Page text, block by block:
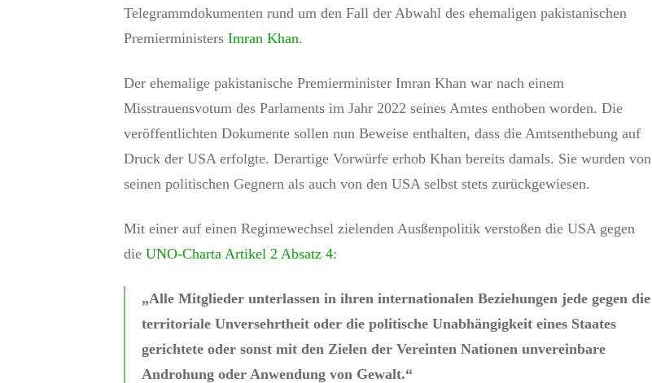
Telegrammdokumenten rund um den Fall der Abwahl des ehemaligen pakistanischen
Premierministers Imran Khan.
Der ehemalige pakistanische Premierminister Imran Khan war nach einem
Misstrauensvotum des Parlaments im Jahr 2022 seines Amtes enthoben worden. Die
veröffentlichten Dokumente sollen nun Beweise enthalten, dass die Amtsenthebung auf
Druck der USA erfolgte. Derartige Vorwürfe erhob Khan bereits damals. Sie wurden von
seinen politischen Gegnern als auch von den USA selbst stets zurückgewiesen.
Mit einer auf einen Regimewechsel zielenden Ausßenpolitik verstoßen die USA gegen
die UNO-Charta Artikel 2 Absatz 4:
„Alle Mitglieder unterlassen in ihren internationalen Beziehungen jede gegen die
territoriale Unversehrtheit oder die politische Unabhängigkeit eines Staates
gerichtete oder sonst mit den Zielen der Vereinten Nationen unvereinbare
Androhung oder Anwendung von Gewalt.“